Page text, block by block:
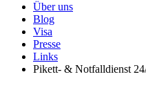
Über uns
Blog
Visa
Presse
Links
Pikett- & Notfalldienst